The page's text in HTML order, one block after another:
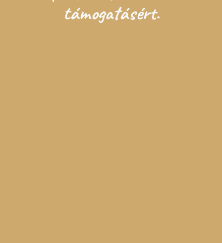
támogatásért.